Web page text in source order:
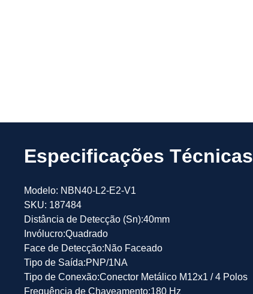
Especificações Técnicas
Modelo: NBN40-L2-E2-V1
SKU: 187484
Distância de Detecção (Sn):40mm
Invólucro:Quadrado
Face de Detecção:Não Faceado
Tipo de Saída:PNP/1NA
Tipo de Conexão:Conector Metálico M12x1 / 4 Polos
Frequência de Chaveamento:180 Hz